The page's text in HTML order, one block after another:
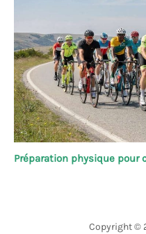
Préparation physique pour
Copyright ©